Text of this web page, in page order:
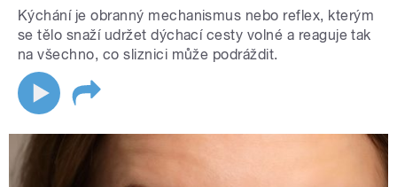
Kýchání je obranný mechanismus nebo reflex, kterým
se tělo snaží udržet dýchací cesty volné a reaguje tak
na všechno, co sliznici může podráždit.